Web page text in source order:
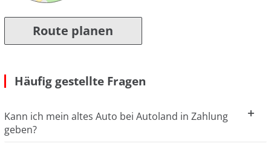
Route planen
Häufig gestellte Fragen
Kann ich mein altes Auto bei Autoland in Zahlung
geben?